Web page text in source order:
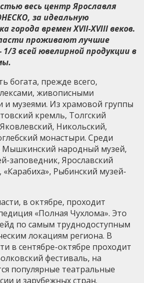
весь центр Ярославля
за идеальную
города времен XVII-XVIII веков.
проживают лучшие
3 всей ювелирной продукции в
богата, прежде всего,
живописными
музеями. Из храмовой группы
кремль, Толгский
Никольский,
монастыри. Среди
Мышкинский народный музей,
заповедник, Ярославский
Рыбинский музей-
в октябре, проходит
«Полная Чухлома». Это
по самым труднодоступным
локациям региона. В
в сентябре-октябре проходит
фестиваль, на
популярные театральные
и зарубежных стран.